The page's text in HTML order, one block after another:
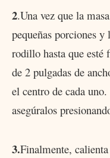
2.Una vez que la
pequeñas porciones
rodillo hasta que esté
de 2 pulgadas de
el centro de cada
asegúralos
3.Finalmente,